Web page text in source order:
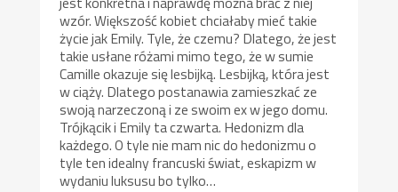
wzór. Większość kobiet chciałaby mieć takie
życie jak Emily. Tyle, że czemu? Dlatego, że jest
takie usłane różami mimo tego, że w sumie
Camille okazuje się lesbijką. Lesbijką, która jest
w ciąży. Dlatego postanawia zamieszkać ze
swoją narzeczoną i ze swoim ex w jego domu.
Trójkącik i Emily ta czwarta. Hedonizm dla
każdego. O tyle nie mam nic do hedonizmu o
tyle ten idealny francuski świat, eskapizm w
wydaniu luksusu bo tylko…